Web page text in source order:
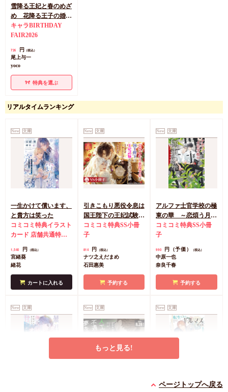
雪降る王妃と春のめざ
め 花降る王子の婚礼
（2）
キャラBIRTHDAY
FAIR2026
726 円 （税込）
尾上与一
yoco
特典を選ぶ
リアルタイムランキング
New 文庫
一生かけて償います、
と貴方は笑った
コミコミ特典イラスト
カード 店舗共通特典
1,540 円 （税込）
宮緒葵
緒花
カートに入れる
New 文庫
引きこもり悪役令息は
国王陛下の王妃試験か
ら逃れたい
コミコミ特典SS小冊
子
814 円 （税込）
ナツ之えだまめ
石田惠美
予約する
New 文庫
アルファ士官学校の極
東の華 ～恋煩う月下
美人～（単品）
コミコミ特典SS小冊
子
990 円（予価） （税込）
中原一也
奈良千春
予約する
New 文庫 New 文庫 New 文庫
転生したらギルマスだ
もっと見る!
ページトップへ戻る